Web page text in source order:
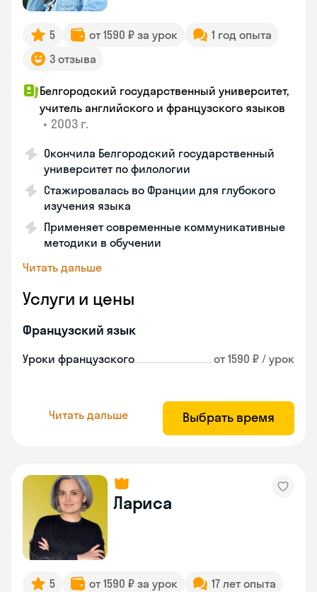
5 от 1590 ₽ за урок
1 год опыта
3 отзыва
Белгородский государственный университет,
учитель английского и французского языков
• 2003 г.
Окончила Белгородский государственный
университет по филологии
Стажировалась во Франции для глубокого
изучения языка
Применяет современные коммуникативные
методики в обучении
Читать дальше
Услуги и цены
Французский язык
Уроки французского от 1590 ₽ / урок
Читать дальше Выбрать время
Лариса
5 от 1590 ₽ за урок
17 лет опыта